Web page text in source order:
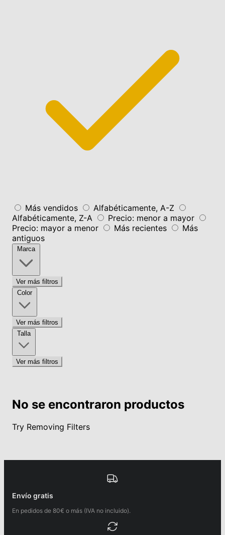
Más vendidos
Alfabéticamente, A-Z
Alfabéticamente, Z-A
Precio: menor a mayor
Precio: mayor a menor
Más recientes
Más
antiguos
Marca
Ver más filtros
Color
Ver más filtros
Talla
Ver más filtros
No se encontraron productos
Try Removing Filters
Envío gratis
En pedidos de 80€ o más (IVA no incluido).